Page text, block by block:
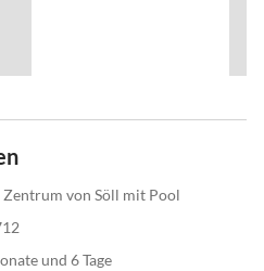
von Söll mit Pool
und 6 Tage